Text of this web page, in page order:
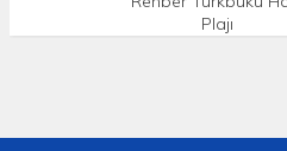
Plajı